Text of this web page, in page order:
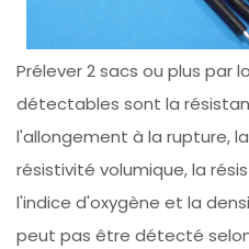
Prélever 2 sacs ou plus par
détectables sont la
l'allongement à la rupture,
résistivité volumique, la
l'indice d'oxygène et la
peut pas être détecté